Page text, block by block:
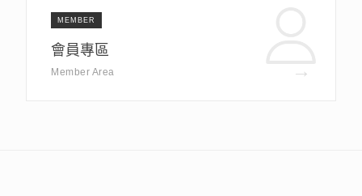
MEMBER
會員專區
Member Area →